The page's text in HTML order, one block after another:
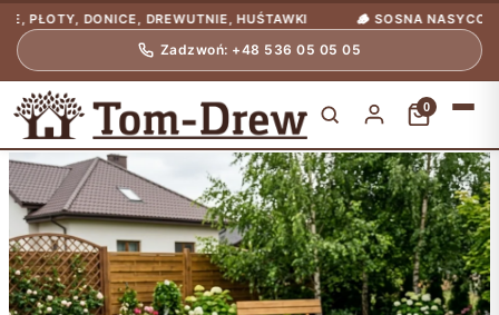
DONICE, DREWUTNIE, HUŚTAWKI 🪵 SOSNA NASYCONA
Zadzwoń: +48 536 05 05 05
0